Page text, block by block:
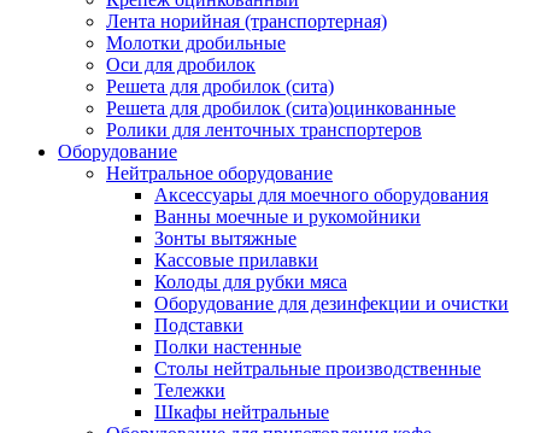
Лента норийная (транспортерная)
Молотки дробильные
Оси для дробилок
Решета для дробилок (сита)
Решета для дробилок (сита)оцинкованные
Ролики для ленточных транспортеров
Оборудование
Нейтральное оборудование
Аксессуары для моечного оборудования
Ванны моечные и рукомойники
Зонты вытяжные
Кассовые прилавки
Колоды для рубки мяса
Оборудование для дезинфекции и очистки
Подставки
Полки настенные
Столы нейтральные производственные
Тележки
Шкафы нейтральные